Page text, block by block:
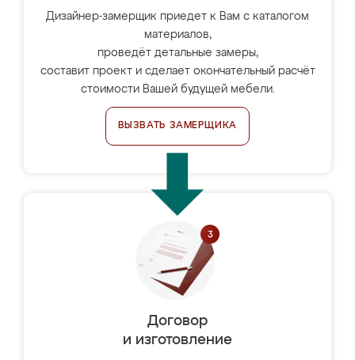
Дизайнер-замерщик приедет к Вам с каталогом
материалов,
проведёт детальные замеры,
составит проект и сделает окончательный расчёт
стоимости Вашей будущей мебели.
ВЫЗВАТЬ ЗАМЕРЩИКА
Договор
и изготовление